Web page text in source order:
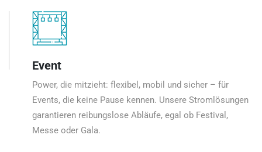
Event
Power, die mitzieht: flexibel, mobil und sicher – für
Events, die keine Pause kennen. Unsere Stromlösungen
garantieren reibungslose Abläufe, egal ob Festival,
Messe oder Gala.